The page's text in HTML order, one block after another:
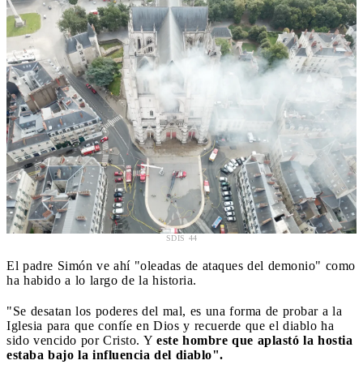
SDIS 44
El padre Simón ve ahí "oleadas de ataques del demonio" como
ha habido a lo largo de la historia.
"Se desatan los poderes del mal, es una forma de probar a la
Iglesia para que confíe en Dios y recuerde que el diablo ha
sido vencido por Cristo. Y este hombre que aplastó la hostia
estaba bajo la influencia del diablo".